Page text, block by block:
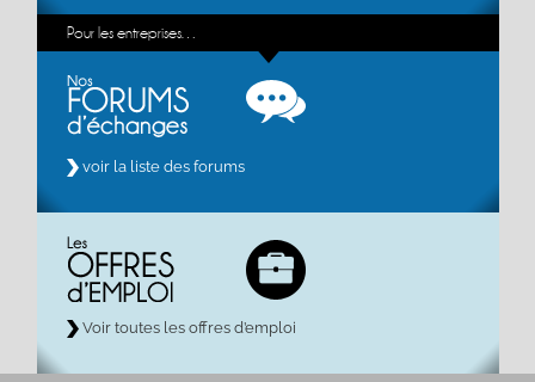
Pour les entreprises…
voir la liste des forums
Voir toutes les offres d’emploi